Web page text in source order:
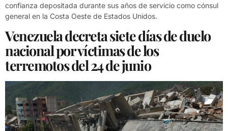
confianza depositada durante sus años de servicio como cónsul
general en la Costa Oeste de Estados Unidos.
Venezuela decreta siete días de duelo
nacional por víctimas de los
terremotos del 24 de junio